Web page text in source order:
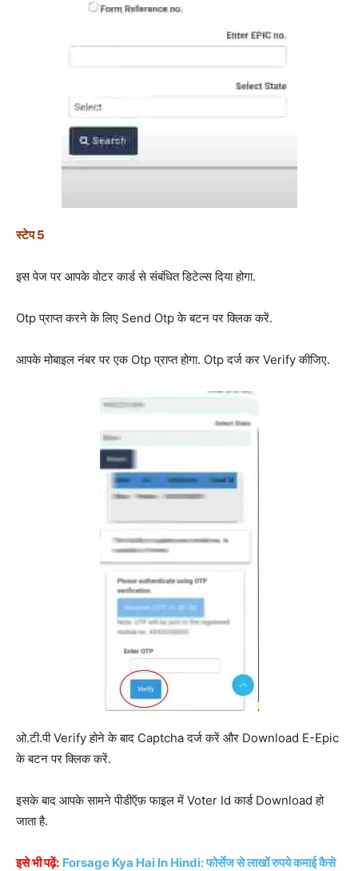
स्टेप 5
इस पेज पर आपके वोटर कार्ड से संबंधित डिटेल्स दिया होगा.
Otp प्राप्त करने के लिए Send Otp के बटन पर क्लिक करें.
आपके मोबाइल नंबर पर एक Otp प्राप्त होगा. Otp दर्ज कर Verify कीजिए.
ओ.टी.पी Verify होने के बाद Captcha दर्ज करें और Download E-Epic
के बटन पर क्लिक करें.
इसके बाद आपके सामने पीडीऍफ़ फाइल में Voter Id कार्ड Download हो
जाता है.
इसे भी पढ़ें: Forsage Kya Hai In Hindi: फोर्सेज से लाखों रुपये कमाई कैसे